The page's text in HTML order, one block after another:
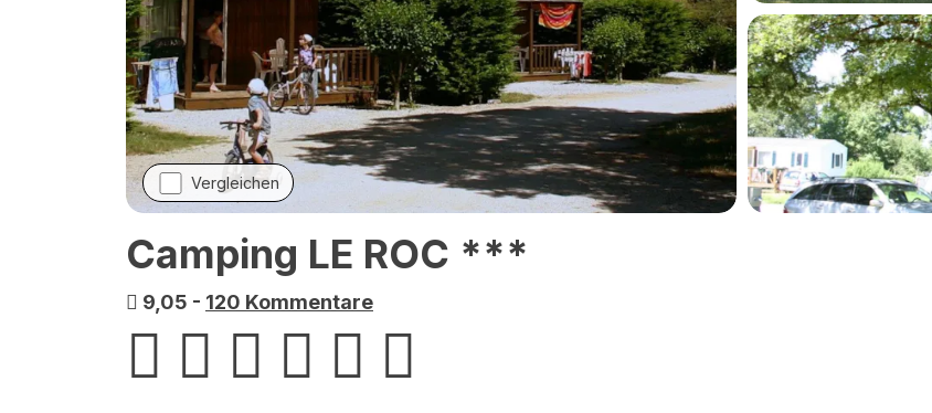
Vergleichen
Camping LE ROC ***
9,05 - 120 Kommentare